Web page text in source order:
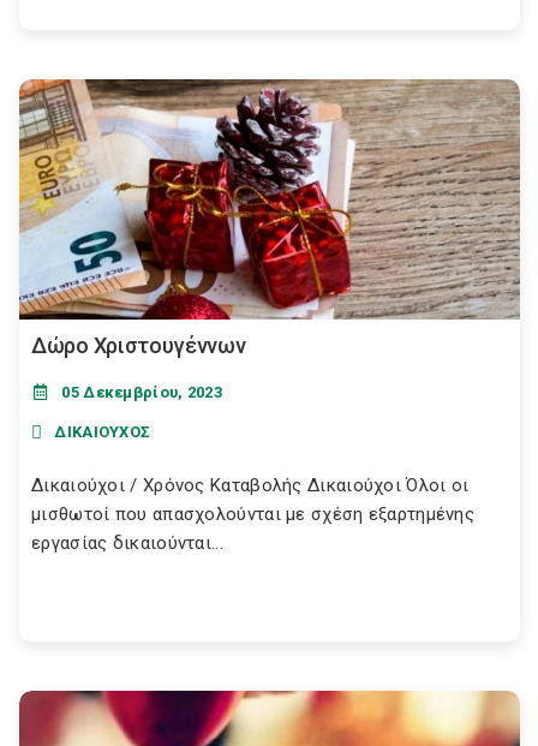
Δώρο Χριστουγέννων
05 Δεκεμβρίου, 2023
ΔΙΚΑΙΟΥΧΟΣ
Δικαιούχοι / Χρόνος Καταβολής Δικαιούχοι Όλοι οι
μισθωτοί που απασχολούνται με σχέση εξαρτημένης
εργασίας δικαιούνται...